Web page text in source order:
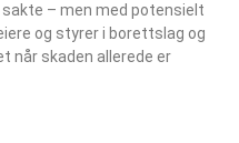
– men med potensielt
og styrer i borettslag og
når skaden allerede er